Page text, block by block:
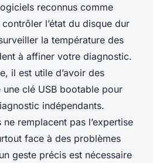
reconnus comme
l’état du disque dur
la température des
à affiner votre diagnostic.
il est utile d’avoir des
clé USB bootable pour
indépendants.
remplacent pas l’expertise
face à des problèmes
geste précis est nécessaire